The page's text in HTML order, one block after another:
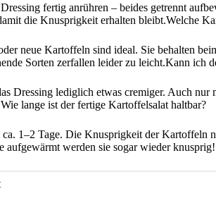
fertig anrühren – beides getrennt
die Knusprigkeit erhalten bleibt.Welche
neue Kartoffeln sind ideal. Sie behalten
Sorten zerfallen leider zu leicht.Kann ich
Dressing lediglich etwas cremiger. Auch nur
lange ist der fertige Kartoffelsalat haltbar?
1–2 Tage. Die Knusprigkeit der Kartoffeln
werden sie sogar wieder knusprig!